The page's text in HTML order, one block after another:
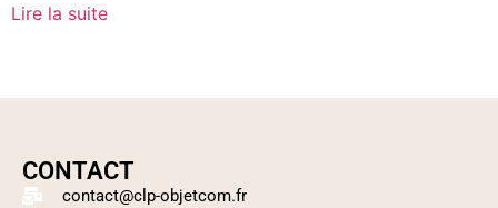
Lire la suite
CONTACT
contact@clp-objetcom.fr